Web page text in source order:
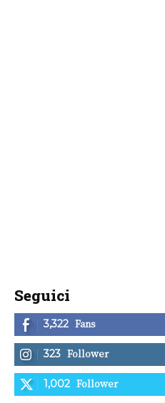
Seguici
3,322 Fans
323 Follower
1,002 Follower